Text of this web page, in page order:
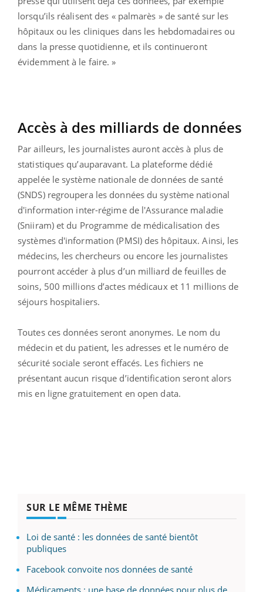
lorsqu’ils réalisent des « palmarès » de santé sur les
hôpitaux ou les cliniques dans les hebdomadaires ou
dans la presse quotidienne, et ils continueront
évidemment à le faire. »
Accès à des milliards de données
Par ailleurs, les journalistes auront accès à plus de
statistiques qu’auparavant. La plateforme dédié
appelée le système nationale de données de santé
(SNDS) regroupera les données du système national
d'information inter-régime de l'Assurance maladie
(Sniiram) et du Programme de médicalisation des
systèmes d'information (PMSI) des hôpitaux. Ainsi, les
médecins, les chercheurs ou encore les journalistes
pourront accéder à plus d’un milliard de feuilles de
soins, 500 millions d’actes médicaux et 11 millions de
séjours hospitaliers.
Toutes ces données seront anonymes. Le nom du
médecin et du patient, les adresses et le numéro de
sécurité sociale seront effacés. Les fichiers ne
présentant aucun risque d’identification seront alors
mis en ligne gratuitement en open data.
SUR LE MÊME THÈME
Loi de santé : les données de santé bientôt
publiques
Facebook convoite nos données de santé
Médicaments : une base de données pour plus de